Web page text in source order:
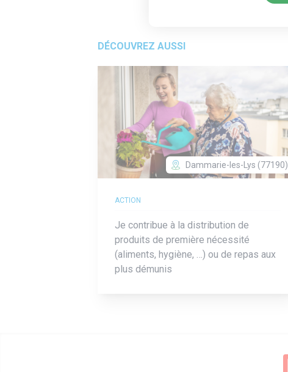
DÉCOUVREZ AUSSI
Dammarie-les-Lys (77190)
ACTION
Je contribue à la distribution de
produits de première nécessité
(aliments, hygiène, …) ou de repas aux
plus démunis